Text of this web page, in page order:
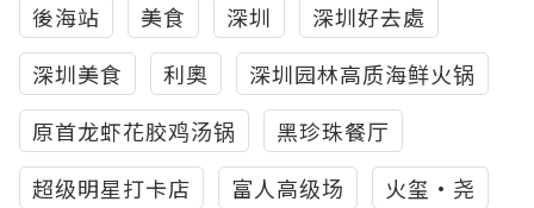
後海站
美食 深圳
深圳好去處
深圳美食
利奧
深圳园林高质海鲜火锅
原首龙虾花胶鸡汤锅
黑珍珠餐厅
超级明星打卡店
富人高级场
火玺·尧